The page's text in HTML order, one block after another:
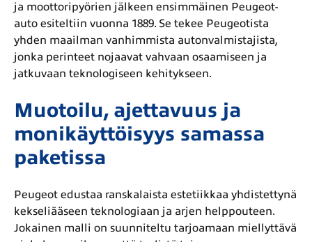
ja moottoripyörien jälkeen ensimmäinen Peugeot-
auto esiteltiin vuonna 1889. Se tekee Peugeotista
yhden maailman vanhimmista autonvalmistajista,
jonka perinteet nojaavat vahvaan osaamiseen ja
jatkuvaan teknologiseen kehitykseen.
Muotoilu, ajettavuus ja
monikäyttöisyys samassa
paketissa
Peugeot edustaa ranskalaista estetiikkaa yhdistettynä
kekseliääseen teknologiaan ja arjen helppouteen.
Jokainen malli on suunniteltu tarjoamaan miellyttävä